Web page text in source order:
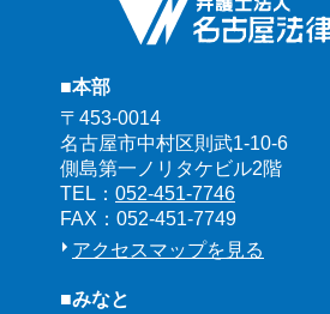
■本部
〒453-0014
名古屋市中村区則武1-10-6
側島第一ノリタケビル2階
TEL： 052-451-7746
FAX：052-451-7749
アクセスマップを見る
■みなと